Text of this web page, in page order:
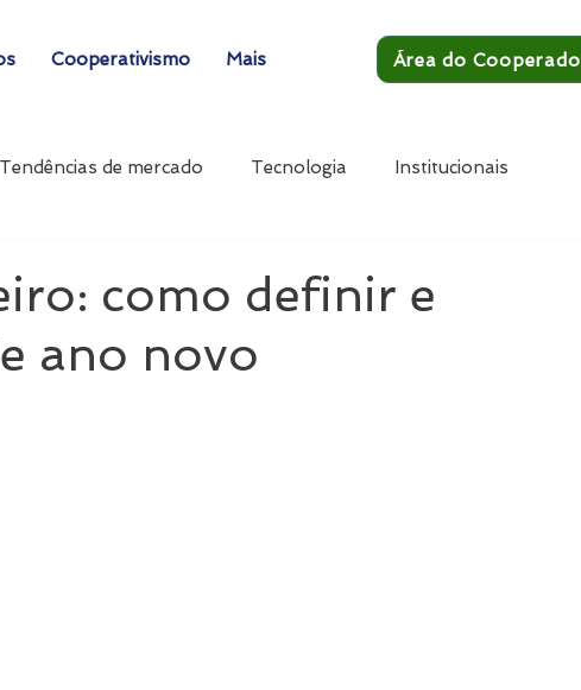
Cooperativismo Mais Área do Cooperado
Tendências de mercado Tecnologia Institucionais
como definir e
ano novo